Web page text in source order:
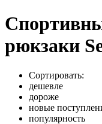
рюкзаки
Сортировать:
дешевле
дороже
новые
популярность